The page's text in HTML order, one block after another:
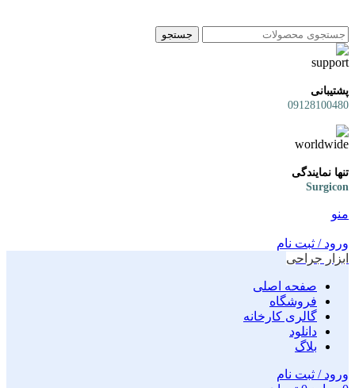
جستجو
پشتیبانی
09128100480
تنها نمایندگی
Surgicon
منو
ورود / ثبت نام
ابزار جراحی
صفحه اصلی
فروشگاه
گالری کارخانه
دانلود
بلاگ
ورود / ثبت نام